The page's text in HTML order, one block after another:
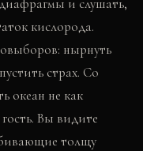
и слушать,
кислорода.
нырнуть
страх. Со
океан не как
Вы видите
толщу